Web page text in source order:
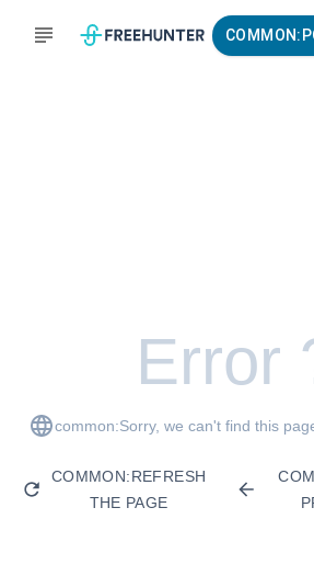
Error
common:Sorry, we can't find this
COMMON:REFRESH
THE PAGE